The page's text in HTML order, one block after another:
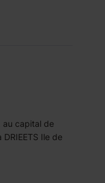
au capital de
Ile de